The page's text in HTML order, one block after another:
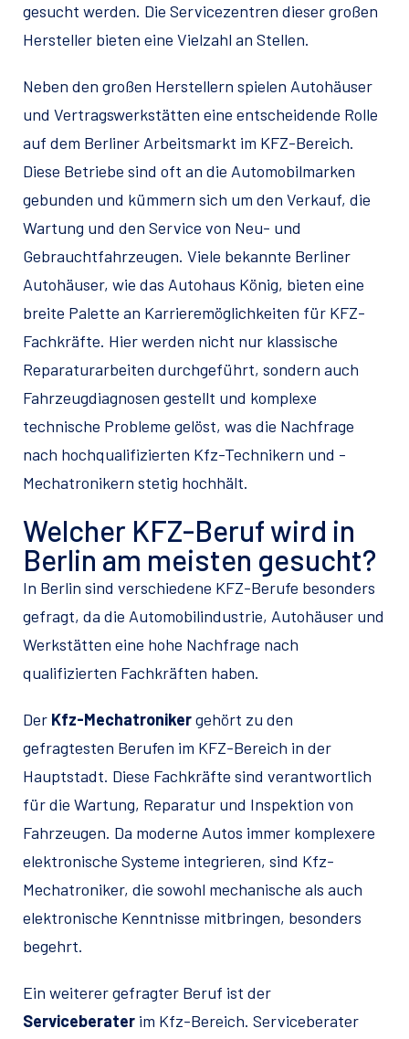
gesucht werden. Die Servicezentren dieser großen
Hersteller bieten eine Vielzahl an Stellen.
Neben den großen Herstellern spielen Autohäuser
und Vertragswerkstätten eine entscheidende Rolle
auf dem Berliner Arbeitsmarkt im KFZ-Bereich.
Diese Betriebe sind oft an die Automobilmarken
gebunden und kümmern sich um den Verkauf, die
Wartung und den Service von Neu- und
Gebrauchtfahrzeugen. Viele bekannte Berliner
Autohäuser, wie das Autohaus König, bieten eine
breite Palette an Karrieremöglichkeiten für KFZ-
Fachkräfte. Hier werden nicht nur klassische
Reparaturarbeiten durchgeführt, sondern auch
Fahrzeugdiagnosen gestellt und komplexe
technische Probleme gelöst, was die Nachfrage
nach hochqualifizierten Kfz-Technikern und -
Mechatronikern stetig hochhält.
Welcher KFZ-Beruf wird in
Berlin am meisten gesucht?
In Berlin sind verschiedene KFZ-Berufe besonders
gefragt, da die Automobilindustrie, Autohäuser und
Werkstätten eine hohe Nachfrage nach
qualifizierten Fachkräften haben.
Der Kfz-Mechatronikergehört zu den
gefragtesten Berufen im KFZ-Bereich in der
Hauptstadt. Diese Fachkräfte sind verantwortlich
für die Wartung, Reparatur und Inspektion von
Fahrzeugen. Da moderne Autos immer komplexere
elektronische Systeme integrieren, sind Kfz-
Mechatroniker, die sowohl mechanische als auch
elektronische Kenntnisse mitbringen, besonders
begehrt.
Ein weiterer gefragter Beruf ist der
Serviceberater im Kfz-Bereich. Serviceberater